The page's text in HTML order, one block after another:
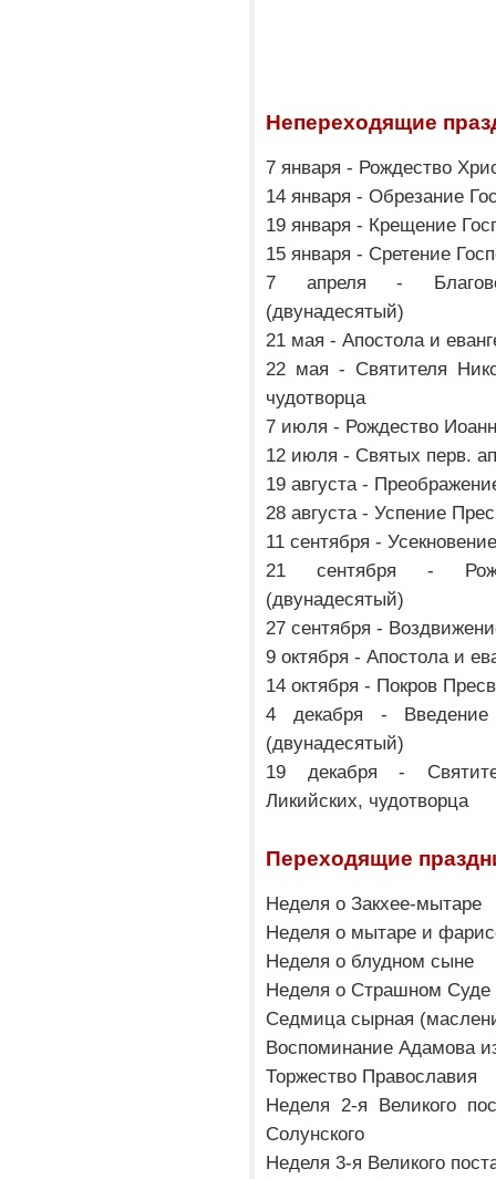
Непереходящие
7 января - Рождество
14 января - Обрезание
19 января - Крещение
15 января - Сретение
7 апреля -
(двунадесятый)
21 мая - Апостола и
22 мая - Святителя
чудотворца
7 июля - Рождество
12 июля - Святых перв.
19 августа -
28 августа - Успение
11 сентября -
21 сентября -
(двунадесятый)
27 сентября -
9 октября - Апостола и
14 октября - Покров
4 декабря -
(двунадесятый)
19 декабря -
Ликийских, чудотворца
Переходящие
Неделя о Закхее-мытаре
Неделя о мытаре и
Неделя о блудном сыне
Неделя о Страшном Суде
Седмица сырная
Воспоминание Адамова
Торжество Православия
Неделя 2-я Великого
Солунского
Неделя 3-я Великого